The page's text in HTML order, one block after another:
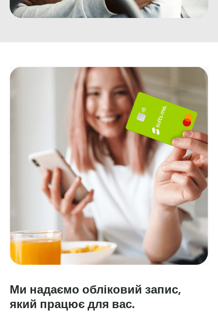
Ми надаємо обліковий запис,
який працює для вас.